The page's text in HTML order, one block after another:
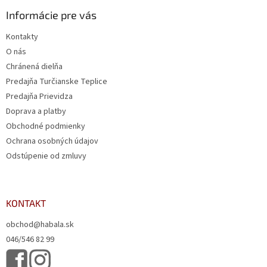
Informácie pre vás
Kontakty
O nás
Chránená dielňa
Predajňa Turčianske Teplice
Predajňa Prievidza
Doprava a platby
Obchodné podmienky
Ochrana osobných údajov
Odstúpenie od zmluvy
KONTAKT
obchod@habala.sk
046/546 82 99